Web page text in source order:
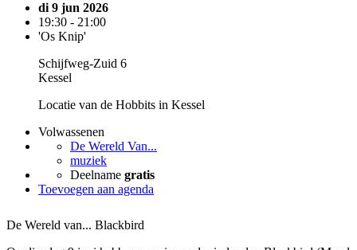
di 9 jun 2026
19:30 - 21:00
'Os Knip'
Schijfweg-Zuid 6
Kessel
Locatie van de Hobbits in Kessel
Volwassenen
De Wereld Van...
muziek
Deelname gratis
Toevoegen aan agenda
De Wereld van... Blackbird